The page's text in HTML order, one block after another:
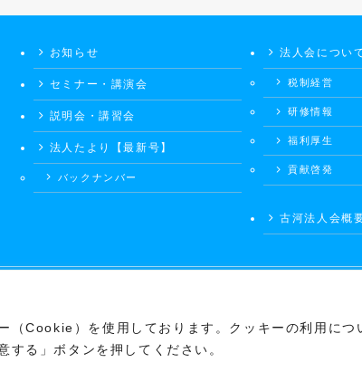
（Cookie）を使用しております。クッキーの利用につ
る」ボタンを押してください。
お知らせ
セミナー・講演会
説明会・講習会
法人たより【最新号】
バックナンバー
法人会につい
税制経営
研修情報
福利厚生
貢献啓発
古河法人会概